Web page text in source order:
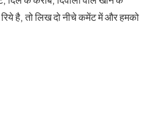
है, तो लिख दो नीचे कमेंट में और हमको